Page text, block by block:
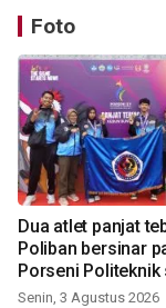
Foto
Dua atlet panjat
Poliban bersinar
Porseni Politeknik
Indonesia 2026
Senin, 3 Agustus 2026